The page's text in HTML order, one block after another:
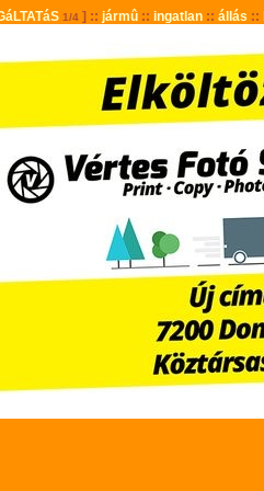
1/4] :: jármû:: ingatlan:: állás ::